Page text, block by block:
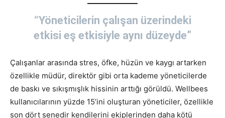
“Yöneticilerin çalışan üzerindeki
etkisi eş etkisiyle aynı düzeyde”
Çalışanlar arasında stres, öfke, hüzün ve kaygı artarken
özellikle müdür, direktör gibi orta kademe yöneticilerde
de baskı ve sıkışmışlık hissinin arttığı görüldü. Wellbees
kullanıcılarının yüzde 15’ini oluşturan yöneticiler, özellikle
son dört senedir kendilerini ekiplerinden daha kötü